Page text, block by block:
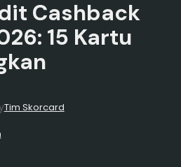
Cashback
15 Kartu
Tim Skorcard